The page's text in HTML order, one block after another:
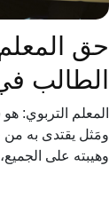
حق
الطالب
المعلم التربوي:
ومَثل يقتدى به
وهيبته على